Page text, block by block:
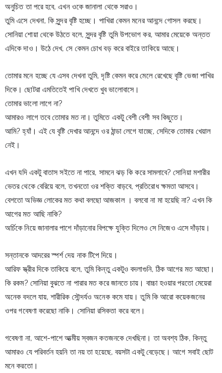
অনুচিত তা পরে হবে, এখন ওকে জানালা থেকে সরাও।
তুমি এসে দেখনা, কি সুন্দর বৃষ্টি হচ্ছে। পাখিরা কেমন মনের আনন্দে গোসল করছে।
সোনিয়া শোয়া থেকে উঠতে বলে, সুন্দর বৃষ্টি তুমি উপভোগ কর, আমার মেয়েকে অন্তত
এদিকে দাও। উঠে দেখ, সে কেমন চোখ বড় করে বাইরে তাকিয়ে আছে।
তোমার মনে হচ্ছে যে এসব দেখনা তুমি, দৃষ্টি কেমন করে মেলে রেখেছে বৃষ্টি ভেজা পাখির
দিকে। ছোটরা এমতিতেই পাখি দেখতে খুব ভালোবাসে।
তোমার ভালো লাগে না?
আমারও লাগে তবে তোমার মত না। তুমিতে একটু বেশী বেশী সব কিছুতে।
আমি? হ্যাঁ। এই যে বৃষ্টি দেখার আনন্দে ওর ঠান্ডা লেগে যাচ্ছে, সেদিকে তোমার খেয়াল
নেই।
এখন যদি একটু বাতাস সইতে না পারে, সামনে ঝড় কি করে সামলাবে? সোনিয়া মশারীর
ভেতর থেকে বেরিয়ে বলে, তখনতো ওর শক্তি বাড়বে, প্রতিরোধ ক্ষমতা আসবে।
বেশতো অভিজ্ঞ লোকের মত কথা বলছো আজকাল । বলবো না মা হয়েছি না? এখন কি
আগের মত আছি নাকি?
অর্চিকে নিয়ে জানালার পাশে দাঁড়ানোর বিপক্ষে যুক্তি দিলেও সে নিজেও এসে দাঁড়ায়।
সন্তানকে আদরের স্পর্শ দেয় নাক টিপে দিয়ে।
আরিফ স্ত্রীর দিকে তাকিয়ে বলে, তুমি কিন্তু একটুও বদলাগুনি, ঠিক আগের মত আছো।
কি রকম? সোনিয়া বুঝতে না পারার মত করে জানতে চায়। বাচ্চা হওয়ার পরতো মেয়েরা
অনেক বদলে যায়, শারীরিক সৌন্দর্যও অনেক কমে যায়। তুমি কি আরো কয়েকজনের
ওপর গবেষণা করেছো নাকি। সোনিয়া রসিকতা করে বলে।
গবেষণা না, আশে-পাশে আত্মীয় স্বজন কতজনকে দেখছিনা। তা অবশ্য ঠিক, কিন্তু
আমারও যে পরিবর্তন হয়নি তা নয় তা হয়েছে, বয়সটা একটু বেড়েছে। আগে সবাই ছোট
মনে করতো।